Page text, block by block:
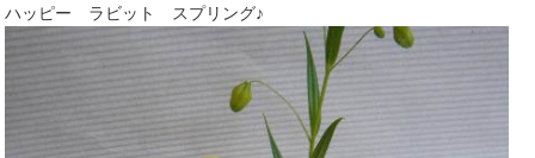
ハッピー ラビット スプリング♪